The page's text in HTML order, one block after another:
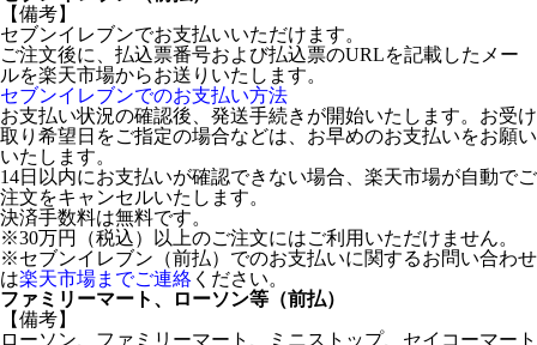
【備考】
セブンイレブンでお支払いいただけます。
ご注文後に、払込票番号および払込票のURLを記載したメー
ルを楽天市場からお送りいたします。
セブンイレブンでのお支払い方法
お支払い状況の確認後、発送手続きが開始いたします。お受け
取り希望日をご指定の場合などは、お早めのお支払いをお願い
いたします。
14日以内にお支払いが確認できない場合、楽天市場が自動でご
注文をキャンセルいたします。
決済手数料は無料です。
※30万円（税込）以上のご注文にはご利用いただけません。
※セブンイレブン（前払）でのお支払いに関するお問い合わせ
は楽天市場までご連絡 ください。
ファミリーマート、ローソン等（前払）
【備考】
ローソン、ファミリーマート、ミニストップ、セイコーマート